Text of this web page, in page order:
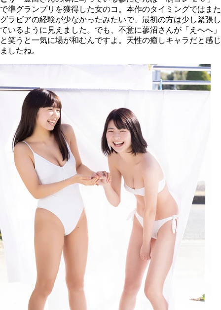
で準グランプリを獲得した女のコ。本作のタイミングではまた
グラビアの経験が少なかったみたいで、最初の方は少し緊張し
ているように見えました。でも、不意に蓼沼さんが「えへへ」
と笑うと一気に場が和むんですよ。天性の癒しキャラだと感じ
ましたね。